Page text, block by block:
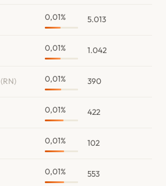
0,01% 5.013
0,01% 1.042
(RN) 0,01% 390
0,01% 422
0,01% 102
0,01% 553